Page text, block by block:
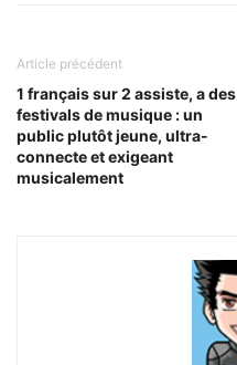
Article précédent
1 français sur 2 assiste, a des
festivals de musique : un
public plutôt jeune, ultra-
connecte et exigeant
musicalement